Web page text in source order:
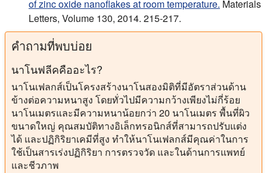
of zinc oxide nanoflakes at room temperature. Materials
Letters, Volume 130, 2014. 215-217.
คําถามที่พบบ่อย
นาโนฟลีคคืออะไร?
นาโนเฟลกส์เป็นโครงสร้างนาโนสองมิติที่มีอัตราส่วนด้าน
ข้างต่อความหนาสูง โดยทั่วไปมีความกว้างเพียงไม่กี่ร้อย
นาโนเมตรและมีความหนาน้อยกว่า 20 นาโนเมตร พื้นที่ผิว
ขนาดใหญ่ คุณสมบัติทางอิเล็กทรอนิกส์ที่สามารถปรับแต่ง
ได้ และปฏิกิริยาเคมีที่สูง ทำให้นาโนเฟลกส์มีคุณค่าในการ
ใช้เป็นสารเร่งปฏิกิริยา การตรวจวัด และในด้านการแพทย์
และชีวภาพ